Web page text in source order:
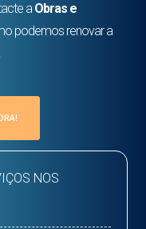
aObras e
podemos renovar a
NOS